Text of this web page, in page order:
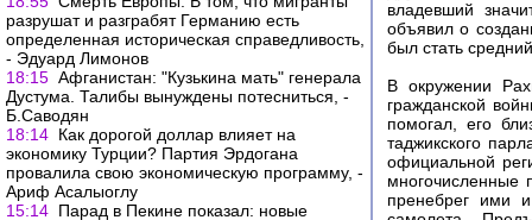
разрушат и разграбят Германию есть
определенная историческая справедливость,
- Эдуард Лимонов
18:15 Афганистан: "Кузькина мать" генерала
Дустума. Талибы вынуждены потесниться, -
Б.Саводян
18:14 Как дорогой доллар влияет на
экономику Турции? Партия Эрдогана
провалила свою экономическую программу, -
Ариф Асалыоглу
15:14 Парад в Пекине показал: новые
владевший
объявил о
был стать
В окружении
гражданской
помогал, его
таджикского
официальной
многочисленные
пренебрег ими